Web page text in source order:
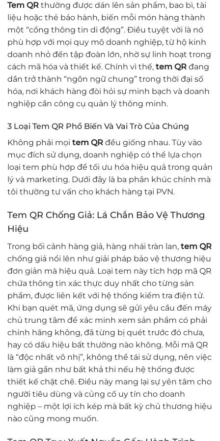
Tem QR thường được dán lên sản phẩm, bao bì, tài
liệu hoặc thẻ bảo hành, biến mỗi món hàng thành
một “cổng thông tin di động”. Điều tuyệt vời là nó
phù hợp với mọi quy mô doanh nghiệp, từ hộ kinh
doanh nhỏ đến tập đoàn lớn, nhờ sự linh hoạt trong
cách mã hóa và thiết kế. Chính vì thế, tem QR đang
dần trở thành “ngôn ngữ chung” trong thời đại số
hóa, nơi khách hàng đòi hỏi sự minh bạch và doanh
nghiệp cần công cụ quản lý thông minh.
3 Loại Tem QR Phổ Biến Và Vai Trò Của Chúng
Không phải mọi tem QR đều giống nhau. Tùy vào
mục đích sử dụng, doanh nghiệp có thể lựa chọn
loại tem phù hợp để tối ưu hóa hiệu quả trong quản
lý và marketing. Dưới đây là ba phân khúc chính mà
tôi thường tư vấn cho khách hàng tại PVN.
Tem QR Chống Giả: Lá Chắn Bảo Vệ Thương
Hiệu
Trong bối cảnh hàng giả, hàng nhái tràn lan, tem QR
chống giả nổi lên như giải pháp bảo vệ thương hiệu
đơn giản mà hiệu quả. Loại tem này tích hợp mã QR
chứa thông tin xác thực duy nhất cho từng sản
phẩm, được liên kết với hệ thống kiểm tra điện tử.
Khi bạn quét mã, ứng dụng sẽ gửi yêu cầu đến máy
chủ trung tâm để xác minh xem sản phẩm có phải
chính hãng không, đã từng bị quét trước đó chưa,
hay có dấu hiệu bất thường nào không. Mỗi mã QR
là “độc nhất vô nhị”, không thể tái sử dụng, nên việc
làm giả gần như bất khả thi nếu hệ thống được
thiết kế chặt chẽ. Điều này mang lại sự yên tâm cho
người tiêu dùng và củng cố uy tín cho doanh
nghiệp – một lợi ích kép mà bất kỳ chủ thương hiệu
nào cũng mong muốn.